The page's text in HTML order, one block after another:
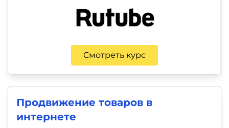
Смотреть курс
Продвижение товаров в
интернете